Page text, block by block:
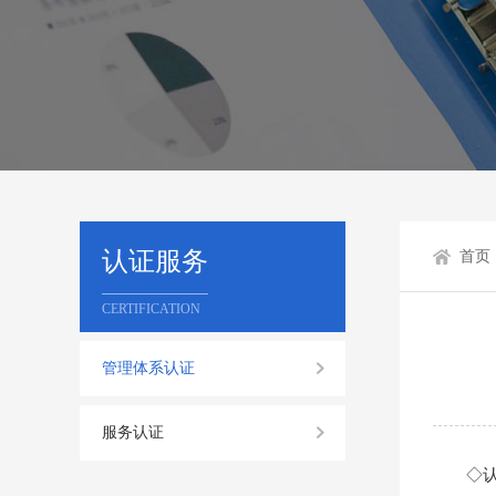
认证服务
CERTIFICATION
管理体系认证
服务认证
首页
◇认